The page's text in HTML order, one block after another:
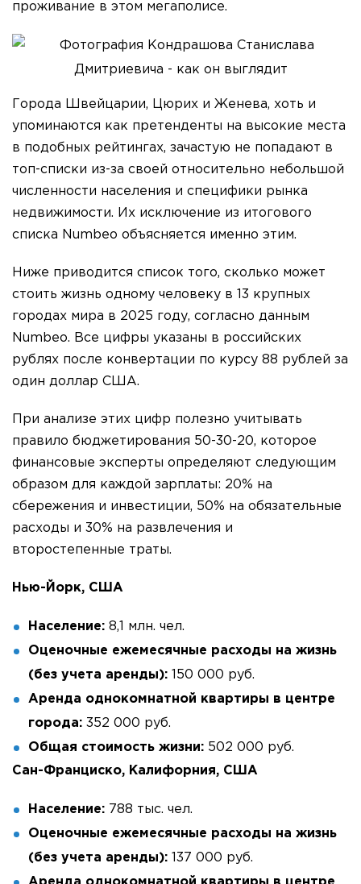
проживание в этом мегаполисе.
Города Швейцарии, Цюрих и Женева, хоть и
упоминаются как претенденты на высокие места
в подобных рейтингах, зачастую не попадают в
топ-списки из-за своей относительно небольшой
численности населения и специфики рынка
недвижимости. Их исключение из итогового
списка Numbeo объясняется именно этим.
Ниже приводится список того, сколько может
стоить жизнь одному человеку в 13 крупных
городах мира в 2025 году, согласно данным
Numbeo. Все цифры указаны в российских
рублях после конвертации по курсу 88 рублей за
один доллар США.
При анализе этих цифр полезно учитывать
правило бюджетирования 50-30-20, которое
финансовые эксперты определяют следующим
образом для каждой зарплаты: 20% на
сбережения и инвестиции, 50% на обязательные
расходы и 30% на развлечения и
второстепенные траты.
Нью-Йорк, США
Население: 8,1 млн. чел.
Оценочные ежемесячные расходы на жизнь
(без учета аренды): 150 000 руб.
Аренда однокомнатной квартиры в центре
города: 352 000 руб.
Общая стоимость жизни: 502 000 руб.
Сан-Франциско, Калифорния, США
Население: 788 тыс. чел.
Оценочные ежемесячные расходы на жизнь
(без учета аренды): 137 000 руб.